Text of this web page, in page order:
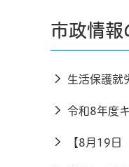
市政情報
生活保護就
令和8年度
【8月19日